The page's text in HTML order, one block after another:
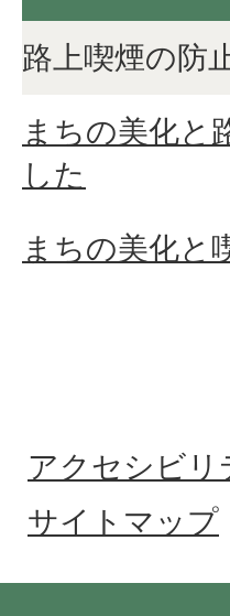
路上喫煙の防
まちの美化と
した
まちの美化と
アクセシビリ
サイトマップ